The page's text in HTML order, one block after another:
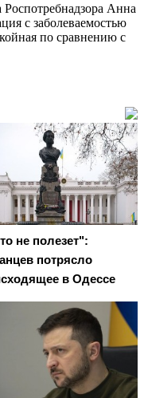
Анна
с заболеваемостью
по сравнению с
не полезет":
потрясло
в Одессе